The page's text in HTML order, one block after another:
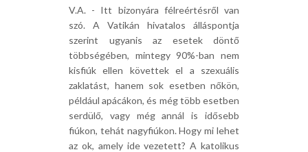
V.A. - Itt bizonyára félreértésről van
szó. A Vatikán hivatalos álláspontja
szerint ugyanis az esetek döntő
többségében, mintegy 90%-ban nem
kisfiúk ellen követtek el a szexuális
zaklatást, hanem sok esetben nőkön,
például apácákon, és még több esetben
serdülő, vagy még annál is idősebb
fiúkon, tehát nagyfiúkon. Hogy mi lehet
az ok, amely ide vezetett? A katolikus